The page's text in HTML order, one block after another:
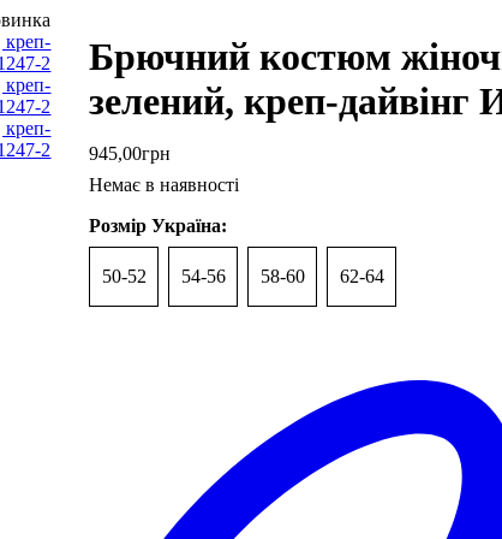
Брючний костюм
зелений, креп-
945,00грн
Немає в наявності
Розмір Україна:
50-52 54-56 58-60 62-64